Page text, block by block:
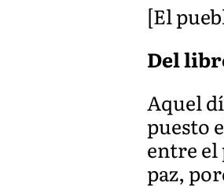
[El
Del
Aquel
puesto
entre el
paz,